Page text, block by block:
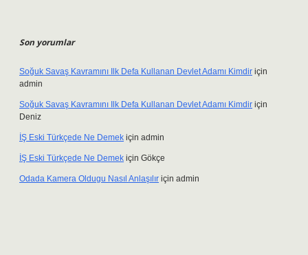
Son yorumlar
Soğuk Savaş Kavramını Ilk Defa Kullanan Devlet Adamı Kimdir için
admin
Soğuk Savaş Kavramını Ilk Defa Kullanan Devlet Adamı Kimdir için
Deniz
İŞ Eski Türkçede Ne Demek için admin
İŞ Eski Türkçede Ne Demek için Gökçe
Odada Kamera Oldugu Nasıl Anlaşılır için admin